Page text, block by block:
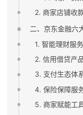
2. 商家店铺收
二、京东金融六
1. 智能理财服务
2. 信用借贷产
3. 支付生态体
4. 保险保障服
5. 商家赋能工